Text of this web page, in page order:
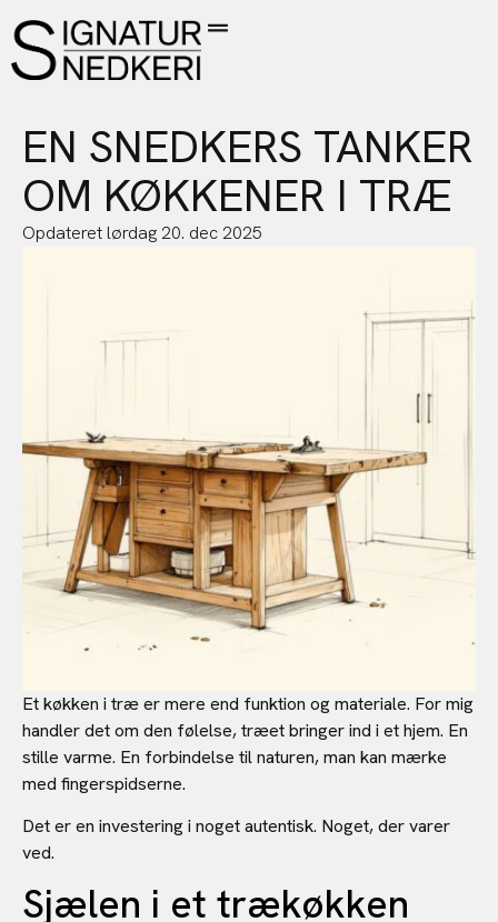
EN SNEDKERS TANKER
OM KØKKENER I TRÆ
Opdateret lørdag 20. dec 2025
Et køkken i træ er mere end funktion og materiale. For mig
handler det om den følelse, træet bringer ind i et hjem. En
stille varme. En forbindelse til naturen, man kan mærke
med fingerspidserne.
Det er en investering i noget autentisk. Noget, der varer
ved.
Sjælen i et trækøkken